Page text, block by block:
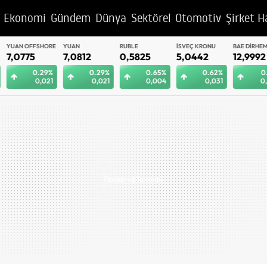
Ekonomi Gündem Dünya Sektörel Otomotiv Şirket
YUAN OFFSHORE
7,0775
0.29%
0,021
YUAN
7,0812
0.29%
0,021
RUBLE
0,5825
0.65%
0,004
İSVEÇ KRONU
5,0442
0.62%
0,031
BAE DIRHEMI
12,9992